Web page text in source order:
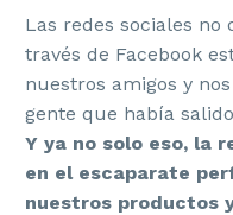
Las redes sociales no
través de Facebook
nuestros amigos y
gente que había
Y ya no solo eso, la
en el escaparate
nuestros productos